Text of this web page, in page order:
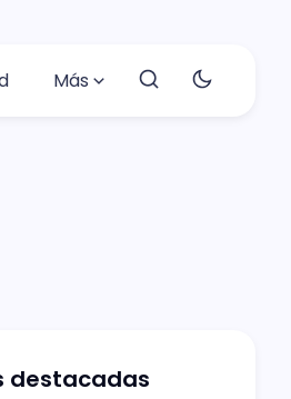
Más
destacadas